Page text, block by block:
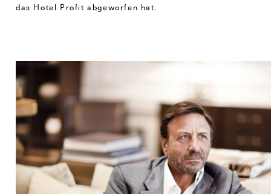
das Hotel Profit abgeworfen hat.